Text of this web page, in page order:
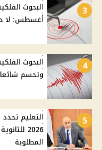
3
أغسطس: لا
4
البحوث
وتحسم
5
التعليم
2026
المطلوبة